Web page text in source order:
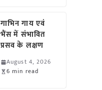
गाभिन गाय एवं
भैंस में संभावित
प्रसव के लक्षण
August 4, 2026
6 min read